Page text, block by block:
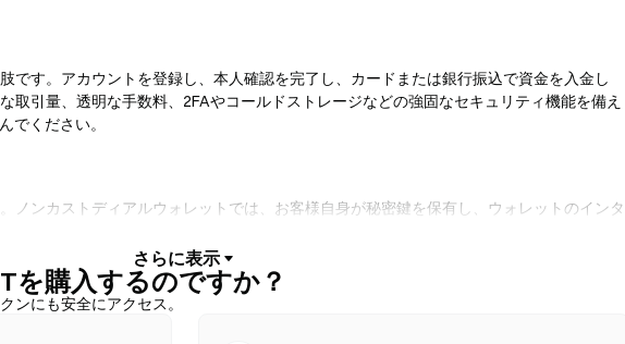
です。アカウントを登録し、本人確認を完了し、カードまたは銀行振込で資金を入金し
取引量、透明な手数料、2FAやコールドストレージなどの強固なセキュリティ機能を備え
でください。
ノンカストディアルウォレットでは、お客様自身が秘密鍵を保有し、ウォレットのインタ
ます。いかなる取引でも、確認前に必ずシードフレーズをバックアップし、コントラクト
を購入するのですか？
ンにも安全にアクセス。